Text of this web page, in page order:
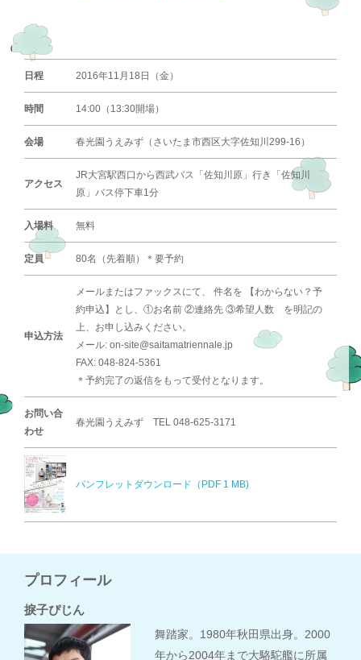
日程 2016年11月18日（金）
時間 14:00（13:30開場）
会場 春光園うえみず（さいたま市西区大字佐知川299-16）
アクセス
JR大宮駅西口から西武バス「佐知川原」行き「佐知川
原」バス停下車1分
入場料 無料
定員 80名（先着順）＊要予約
申込方法
メールまたはファックスにて、 件名を 【わからない？予
約申込】とし、①お名前 ②連絡先 ③希望人数 を明記の
上、お申し込みください。
メール: on-site@saitamatriennale.jp
FAX: 048-824-5361
＊予約完了の返信をもって受付となります。
お問い合
わせ
春光園うえみず TEL 048-625-3171
パンフレットダウンロード（PDF 1 MB)
プロフィール
捩子ぴじん
舞踏家。1980年秋田県出身。2000
年から2004年まで大駱駝艦に所属